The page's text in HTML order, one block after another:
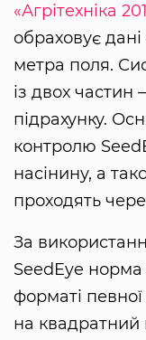
«Агрітехніка
обраховує
метра поля.
із двох частин
підрахунку.
контролю
насінину, а
проходять
За
SeedEye норма
форматі певної
на квадратний